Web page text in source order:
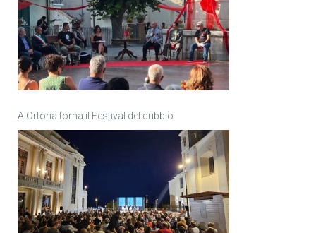
A Ortona torna il Festival del dubbio